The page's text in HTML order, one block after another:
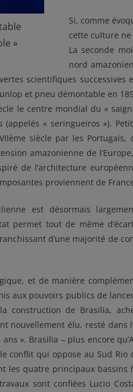
»
Si, comme
cette culture
La seconde
nord
scientifiques
et pneu démontable en
le centre mondial du «
(appelés « seringueiros »).
siècle par les
amazonienne de
de l’architecture
proviennent de
est désormais
permet tout de même
d’une majorité de
et de manière
aux pouvoirs publics de
construction de Brasilia,
nouvellement élu, resté dans
». Brasilia – plus encore
conflit qui oppose au Sud
les quatre principaux
sont confiées Lucio